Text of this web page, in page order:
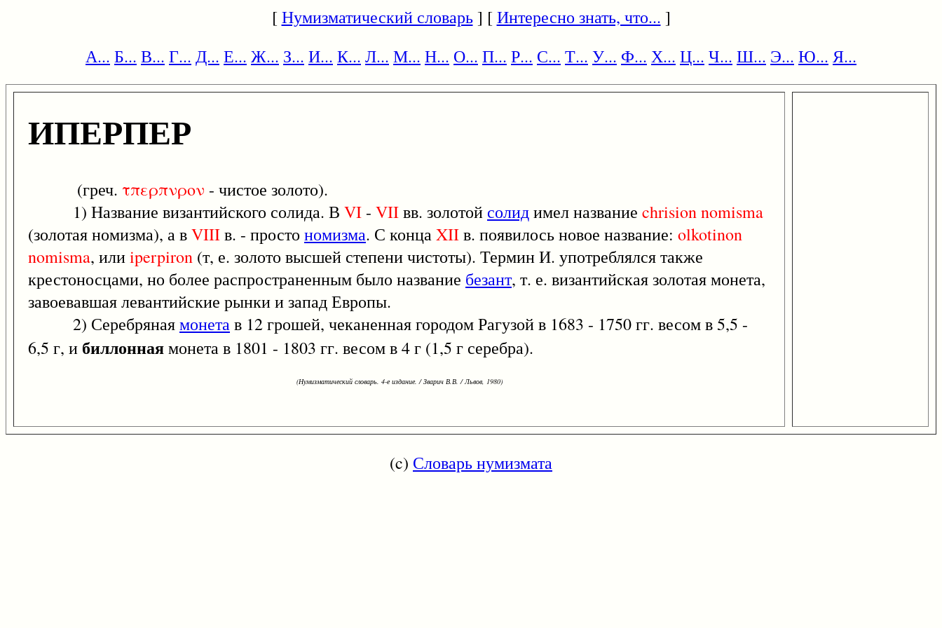
[Нумизматический словарь] [Интересно знать, что... ]
А... Б... В... Г... Д... Е... Ж... З... И... К... Л... М... Н... О... П... Р... С... Т... У... Ф... Х... Ц... Ч... Ш... Э... Ю... Я...
ИПЕРПЕР
(греч. τπερπνρον - чистое золото).
1) Название византийского солида. В VI - VIIвв. золотой солидимел название chrisionnomisma
(золотая номизма), а вVIIIв. - просто номизма. С концаXIIв. появилось новое название: olkotinon
nomisma, илиiperpiron (т, е. золото высшей степени чистоты). Термин И. употреблялся также
крестоносцами, но более распространенным было название безант, т. е. византийская золотая монета,
завоевавшая левантийские рынки и запад Европы.
2) Серебрянаямонетав 12 грошей, чеканенная городом Рагузой в 1683 - 1750 гг. весом в 5,5 -
6,5 г, и биллоннаямонета в 1801 - 1803 гг. весом в 4 г (1,5 г серебра).
(Нумизматический словарь. 4-е издание. / Зварич В.В. / Львов, 1980)
(c) Словарь нумизмата